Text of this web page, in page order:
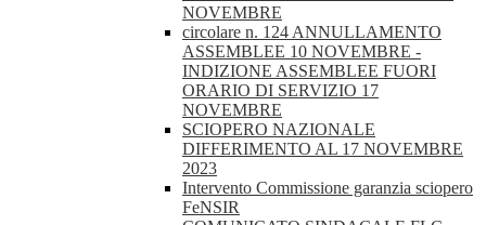
NOVEMBRE
circolare n. 124 ANNULLAMENTO
ASSEMBLEE 10 NOVEMBRE -
INDIZIONE ASSEMBLEE FUORI
ORARIO DI SERVIZIO 17
NOVEMBRE
SCIOPERO NAZIONALE
DIFFERIMENTO AL 17 NOVEMBRE
2023
Intervento Commissione garanzia sciopero
FeNSIR